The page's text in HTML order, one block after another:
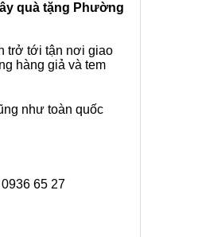
quà tặng Phường
trở tới tận nơi giao
hàng giả và tem
như toàn quốc
65 27